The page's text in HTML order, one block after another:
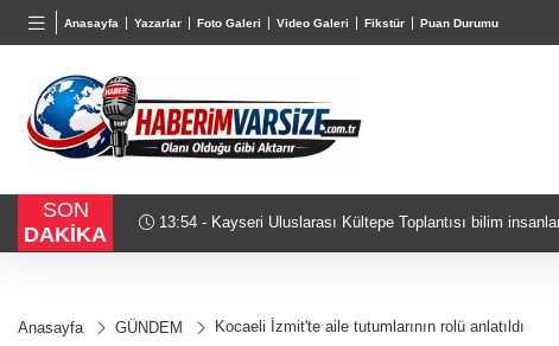
Anasayfa Yazarlar Foto Galeri Video Galeri Fikstür Puan Durumu
BGN
27,9743%-0,22
VND
0,0018%0,32
SON
DAKİKA
13:54 - Kayseri Uluslarası Kültepe Toplantısı bilim insanlarını
Anasayfa GÜNDEM Kocaeli İzmit'te aile tutumlarının rolü anlatıldı